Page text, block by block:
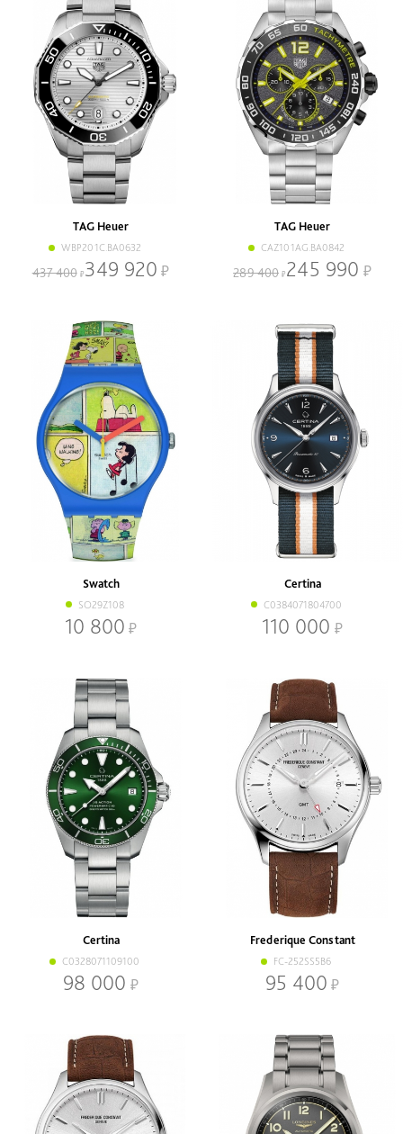
TAG Heuer
WBP201C.BA0632
437 400 349 920
TAG Heuer
CAZ101AG.BA0842
289 400 245 990
Swatch
SO29Z108
10 800
Certina
C0384071804700
110 000
Certina
C0328071109100
98 000
Frederique Constant
FC-252SS5B6
95 400